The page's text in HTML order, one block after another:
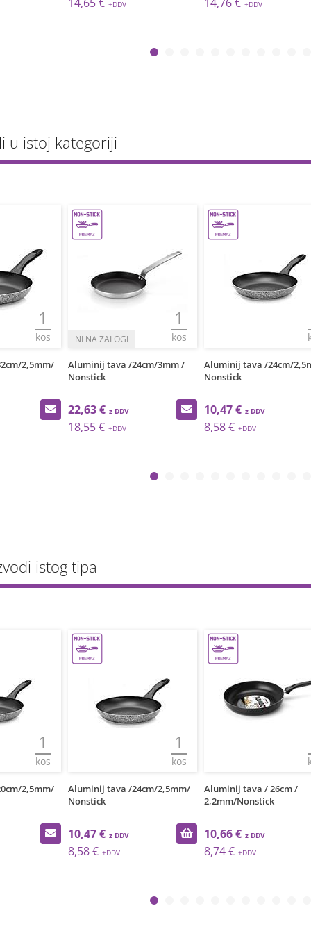
u istoj kategoriji
1
kos
3mm /
1
kos
Aluminij tava /24cm/2,5mm/
Nonstick
10,47 €
8,58 €
Aluminij tava /28cm/
Nonstick
28,04 €
22,98 €
istog tipa
1
kos
2,5mm/
1
kos
Aluminij tava / 26cm /
2,2mm/Nonstick
10,66 €
8,74 €
Aluminij tava /28cm/
Nonstick
10,75 €
8,81 €